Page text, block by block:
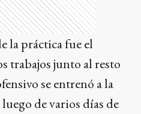
la práctica fue el
trabajos junto al resto
se entrenó a la
de varios días de